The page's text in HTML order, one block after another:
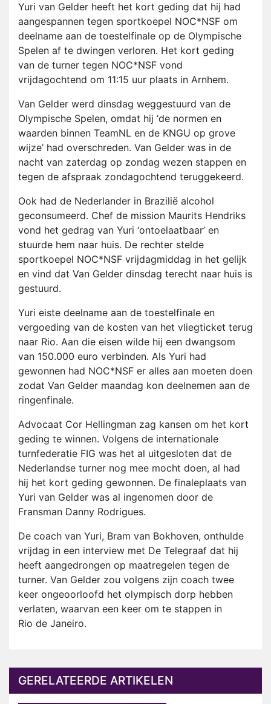
Yuri van Gelder heeft het kort geding dat hij had
aangespannen tegen sportkoepel NOC*NSF om
deelname aan de toestelfinale op de Olympische
Spelen af te dwingen verloren. Het kort geding
van de turner tegen NOC*NSF vond
vrijdagochtend om 11:15 uur plaats in Arnhem.
Van Gelder werd dinsdag weggestuurd van de
Olympische Spelen, omdat hij ‘de normen en
waarden binnen TeamNL en de KNGU op grove
wijze’ had overschreden. Van Gelder was in de
nacht van zaterdag op zondag wezen stappen en
tegen de afspraak zondagochtend teruggekeerd.
Ook had de Nederlander in Brazilië alcohol
geconsumeerd. Chef de mission Maurits Hendriks
vond het gedrag van Yuri ‘ontoelaatbaar’ en
stuurde hem naar huis. De rechter stelde
sportkoepel NOC*NSF vrijdagmiddag in het gelijk
en vind dat Van Gelder dinsdag terecht naar huis is
gestuurd.
Yuri eiste deelname aan de toestelfinale en
vergoeding van de kosten van het vliegticket terug
naar Rio. Aan die eisen wilde hij een dwangsom
van 150.000 euro verbinden. Als Yuri had
gewonnen had NOC*NSF er alles aan moeten doen
zodat Van Gelder maandag kon deelnemen aan de
ringenfinale.
Advocaat Cor Hellingman zag kansen om het kort
geding te winnen. Volgens de internationale
turnfederatie FIG was het al uitgesloten dat de
Nederlandse turner nog mee mocht doen, al had
hij het kort geding gewonnen. De finaleplaats van
Yuri van Gelder was al ingenomen door de
Fransman Danny Rodrigues.
De coach van Yuri, Bram van Bokhoven, onthulde
vrijdag in een interview met De Telegraaf dat hij
heeft aangedrongen op maatregelen tegen de
turner. Van Gelder zou volgens zijn coach twee
keer ongeoorloofd het olympisch dorp hebben
verlaten, waarvan een keer om te stappen in
Rio de Janeiro.
GERELATEERDE ARTIKELEN